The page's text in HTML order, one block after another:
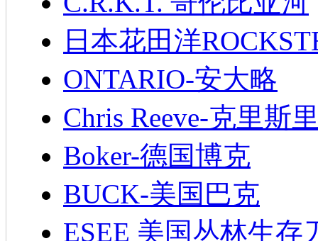
日本花田洋
ONTARIO-安大略
Chris Reeve-克里斯
Boker-德国博克
BUCK-美国巴克
ESEE 美国丛林生存